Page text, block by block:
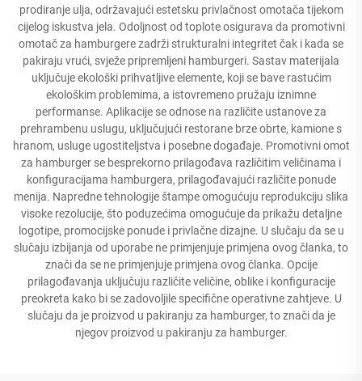
prodiranje ulja, održavajući estetsku privlačnost omotača tijekom
cijelog iskustva jela. Odoljnost od toplote osigurava da promotivni
omotač za hamburgere zadrži strukturalni integritet čak i kada se
pakiraju vrući, svježe pripremljeni hamburgeri. Sastav materijala
uključuje ekološki prihvatljive elemente, koji se bave rastućim
ekološkim problemima, a istovremeno pružaju iznimne
performanse. Aplikacije se odnose na različite ustanove za
prehrambenu uslugu, uključujući restorane brze obrte, kamione s
hranom, usluge ugostiteljstva i posebne događaje. Promotivni omot
za hamburger se besprekorno prilagođava različitim veličinama i
konfiguracijama hamburgera, prilagođavajući različite ponude
menija. Napredne tehnologije štampe omogućuju reprodukciju slika
visoke rezolucije, što poduzećima omogućuje da prikažu detaljne
logotipe, promocijske ponude i privlačne dizajne. U slučaju da se u
slučaju izbijanja od uporabe ne primjenjuje primjena ovog članka, to
znači da se ne primjenjuje primjena ovog članka. Opcije
prilagođavanja uključuju različite veličine, oblike i konfiguracije
preokreta kako bi se zadovoljile specifične operativne zahtjeve. U
slučaju da je proizvod u pakiranju za hamburger, to znači da je
njegov proizvod u pakiranju za hamburger.